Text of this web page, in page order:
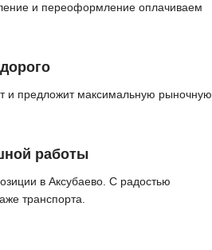
и переоформление оплачиваем
и предложит максимальную рыночную
работы
в Аксубаево. С радостью
транспорта.